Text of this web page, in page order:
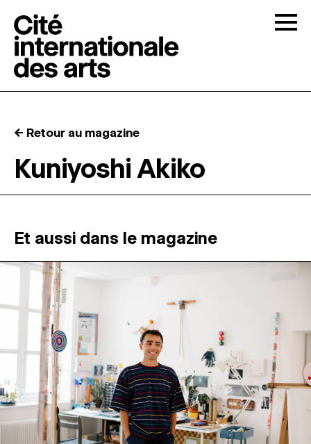
RÉSIDENCES ↓
ATELIERS OUVERTS
PROGRAMMATION
MAGAZINE
ESPACES DE PRATIQUE ARTISTIQUE ↓
Recherche
Connexion
← Retour au magazine
Kuniyoshi Akiko
Et aussi dans le magazine